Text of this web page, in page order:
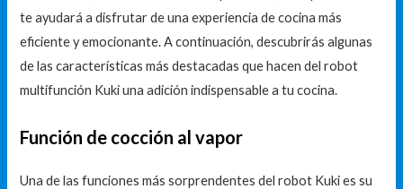
te ayudará a disfrutar de una experiencia de cocina más
eficiente y emocionante. A continuación, descubrirás algunas
de las características más destacadas que hacen del robot
multifunción Kuki una adición indispensable a tu cocina.
Función de cocción al vapor
Una de las funciones más sorprendentes del robot Kuki es su